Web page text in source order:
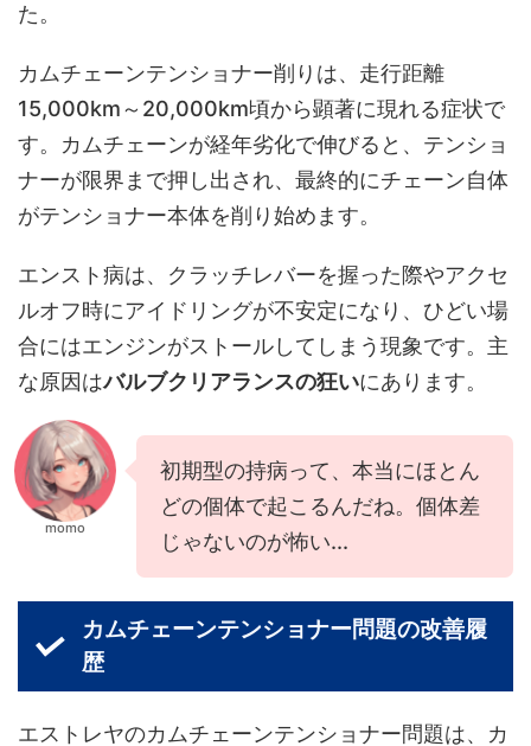
た。
カムチェーンテンショナー削りは、走行距離
15,000km～20,000km頃から顕著に現れる症状で
す。カムチェーンが経年劣化で伸びると、テンショ
ナーが限界まで押し出され、最終的にチェーン自体
がテンショナー本体を削り始めます。
エンスト病は、クラッチレバーを握った際やアクセ
ルオフ時にアイドリングが不安定になり、ひどい場
合にはエンジンがストールしてしまう現象です。主
な原因はバルブクリアランスの狂いにあります。
momo
初期型の持病って、本当にほとん
どの個体で起こるんだね。個体差
じゃないのが怖い...
カムチェーンテンショナー問題の改善履
歴
エストレヤのカムチェーンテンショナー問題は、カ